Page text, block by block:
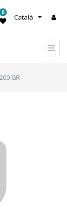
Català
0
GR